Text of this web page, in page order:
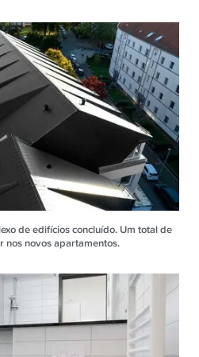
de edifícios concluído. Um total de
nos novos apartamentos.